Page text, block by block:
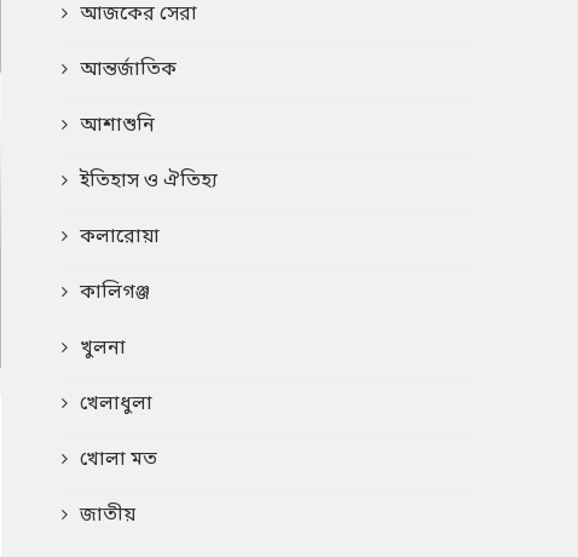
আজকের সেরা
আন্তর্জাতিক
আশাশুনি
ইতিহাস ও ঐতিহ্য
কলারোয়া
কালিগঞ্জ
খুলনা
খেলাধুলা
খোলা মত
জাতীয়